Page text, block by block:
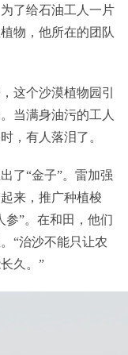
了给石油工人一片
物，他所在的团队
个沙漠植物园引
当满身油污的工人
，有人落泪了。
了“金子”。雷加强
来，推广种植梭
”。在和田，他们
“治沙不能只让农
久。”